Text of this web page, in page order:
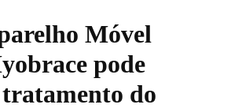
Móvel
pode
do